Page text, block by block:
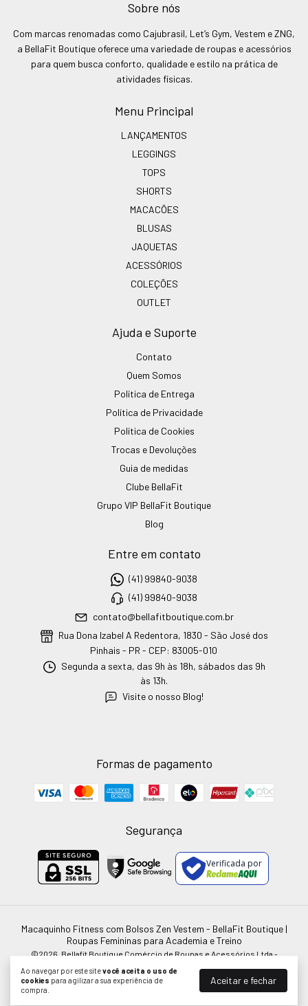
Ao navegar por este sitevocê aceita o uso de
cookies para agilizar a sua experiência de
compra.
Aceitar e fechar
Sobre nós
Com marcas renomadas como Cajubrasil, Let’s Gym, Vestem e ZNG,
a BellaFit Boutique oferece uma variedade de roupas e acessórios
para quem busca conforto, qualidade e estilo na prática de
atividades físicas.
Menu Principal
LANÇAMENTOS
LEGGINGS
TOPS
SHORTS
MACACÕES
BLUSAS
JAQUETAS
ACESSÓRIOS
COLEÇÕES
OUTLET
Ajuda e Suporte
Contato
Quem Somos
Política de Entrega
Política de Privacidade
Política de Cookies
Trocas e Devoluções
Guia de medidas
Clube BellaFit
Grupo VIP BellaFit Boutique
Blog
Entre em contato
(41) 99840-9038
(41) 99840-9038
contato@bellafitboutique.com.br
Rua Dona Izabel A Redentora, 1830 - São José dos
Pinhais - PR - CEP: 83005-010
Segunda a sexta, das 9h às 18h, sábados das 9h
às 13h.
Visite o nosso Blog!
Formas de pagamento
Segurança
Verificada por
Macaquinho Fitness com Bolsos Zen Vestem - BellaFit Boutique |
Roupas Femininas para Academia e Treino
©2026. Bellafit Boutique Comércio de Roupas e Acessórios Ltda -